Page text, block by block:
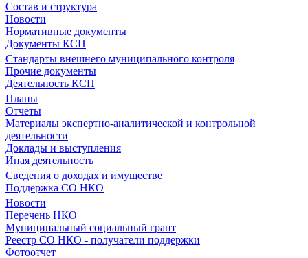
Состав и структура
Новости
Нормативные документы
Документы КСП
Стандарты внешнего муниципального контроля
Прочие документы
Деятельность КСП
Планы
Отчеты
Материалы экспертно-аналитической и контрольной
деятельности
Доклады и выступления
Иная деятельность
Сведения о доходах и имуществе
Поддержка СО НКО
Новости
Перечень НКО
Муниципальный социальный грант
Реестр СО НКО - получатели поддержки
Фотоотчет